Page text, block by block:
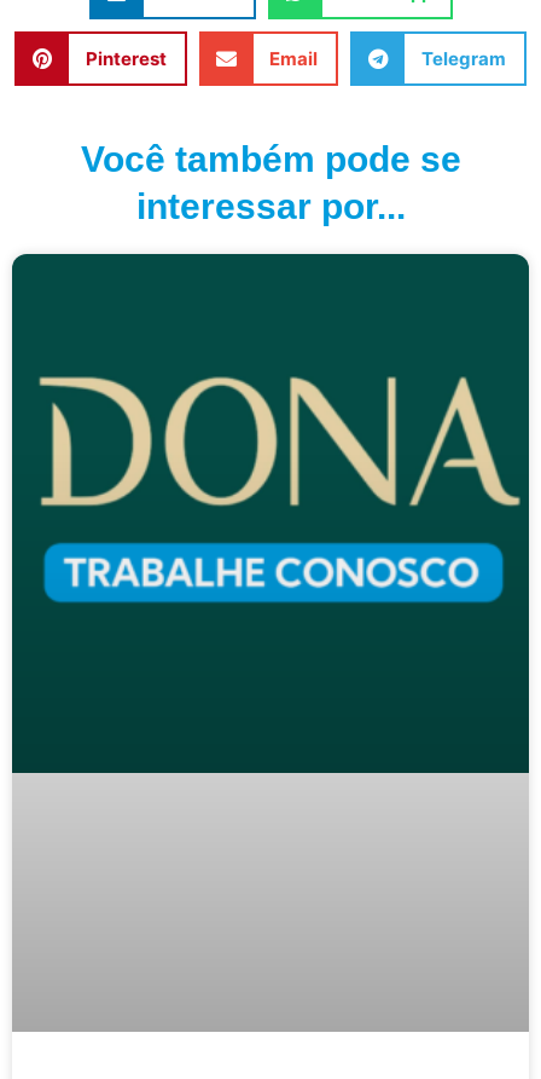
Pinterest Email Telegram
Você também pode se
interessar por...